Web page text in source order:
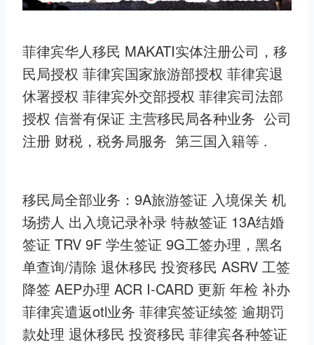
菲律宾华人移民 MAKATI实体注册公司，移
民局授权 菲律宾国家旅游部授权 菲律宾退
休署授权 菲律宾外交部授权 菲律宾司法部
授权 信誉有保证 主营移民局各种业务 公司
注册 财税，税务局服务 第三国入籍等 .
移民局全部业务：9A旅游签证 入境保关 机
场捞人 出入境记录补录 特赦签证 13A结婚
签证 TRV 9F 学生签证 9G工签办理，黑名
单查询/清除 退休移民 投资移民 ASRV 工签
降签 AEP办理 ACR I-CARD 更新 年检 补办
菲律宾遣返otl业务 菲律宾签证续签 逾期罚
款处理 退休移民 投资移民 菲律宾各种签证